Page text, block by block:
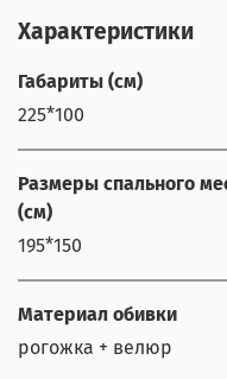
Характеристики
Габариты (см)
225*100
Размеры спального
(см)
195*150
Материал обивки
рогожка + велюр